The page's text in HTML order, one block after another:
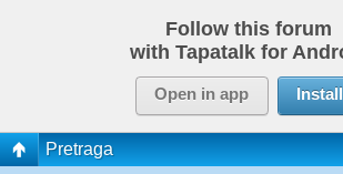
Follow this forum
with Tapatalk for
Open in app Install
Pretraga